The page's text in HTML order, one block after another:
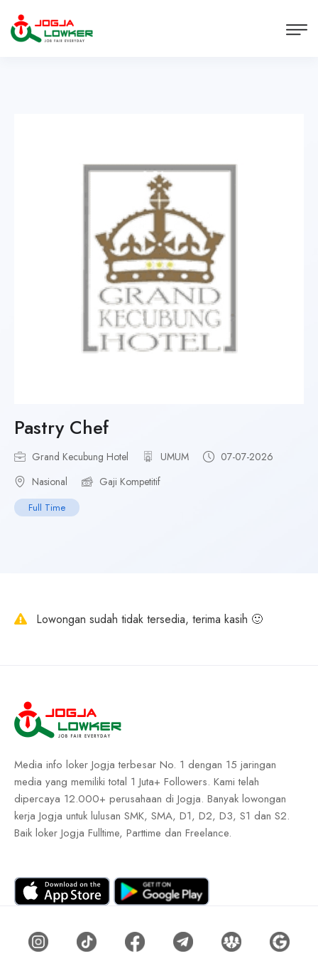
Pastry Chef
Grand Kecubung Hotel UMUM
07-07-2026
Nasional
Gaji Kompetitif
Full Time
Lowongan sudah tidak tersedia, terima kasih 🙂
Media info loker Jogja terbesar No. 1 dengan 15 jaringan
media yang memiliki total 1 Juta+ Followers. Kami telah
dipercaya 12.000+ perusahaan di Jogja. Banyak lowongan
kerja Jogja untuk lulusan SMK, SMA, D1, D2, D3, S1 dan S2.
Baik loker Jogja Fulltime, Parttime dan Freelance.